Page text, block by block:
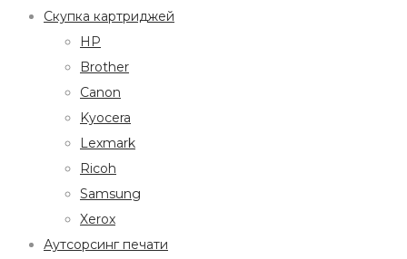
Скупка картриджей
HP
Brother
Canon
Kyocera
Lexmark
Ricoh
Samsung
Xerox
Аутсорсинг печати